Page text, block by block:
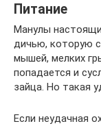
Питание
Манулы
дичью, которую
мышей, мелких
попадается и
зайца. Но такая
Если неудачная